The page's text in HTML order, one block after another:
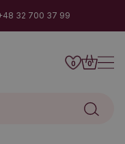
32 700 37 99
0 0